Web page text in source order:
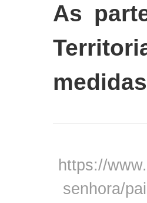
As
https://
senhora/